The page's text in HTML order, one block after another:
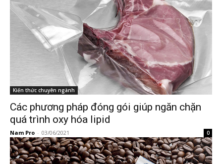
Kiến thức chuyên ngành
Các phương pháp đóng gói giúp ngăn chặn
quá trình oxy hóa lipid
Nam Pro - 03/06/2021 0